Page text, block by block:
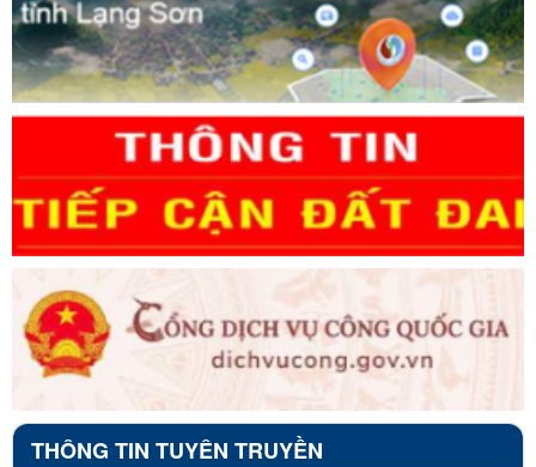
THÔNG TIN TUYÊN TRUYỀN